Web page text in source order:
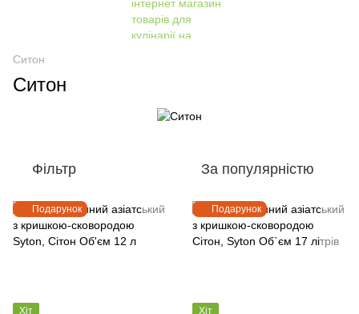
Ситон
Ситон
Фільтр За популярністю
Подарунок
Хіт
Подарунок
Хіт